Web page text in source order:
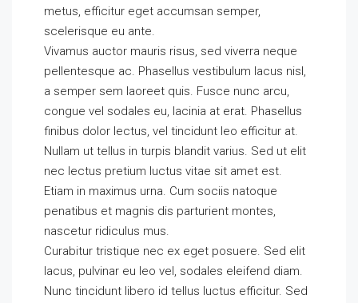
metus, efficitur eget accumsan semper,
scelerisque eu ante.
Vivamus auctor mauris risus, sed viverra neque
pellentesque ac. Phasellus vestibulum lacus nisl,
a semper sem laoreet quis. Fusce nunc arcu,
congue vel sodales eu, lacinia at erat. Phasellus
finibus dolor lectus, vel tincidunt leo efficitur at.
Nullam ut tellus in turpis blandit varius. Sed ut elit
nec lectus pretium luctus vitae sit amet est.
Etiam in maximus urna. Cum sociis natoque
penatibus et magnis dis parturient montes,
nascetur ridiculus mus.
Curabitur tristique nec ex eget posuere. Sed elit
lacus, pulvinar eu leo vel, sodales eleifend diam.
Nunc tincidunt libero id tellus luctus efficitur. Sed